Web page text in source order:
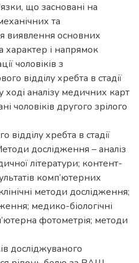
що засновані на
та
виявлення основних
і напрямок
чоловіків з
відділу хребта в стадії
ході аналізу медичних карт
чоловіків другого зрілого
хребта в стадії
дослідження – аналіз
літератури; контент-
комп’ютерних
методи дослідження;
медико-біологічні
фотометрія; методи
досліджуваного